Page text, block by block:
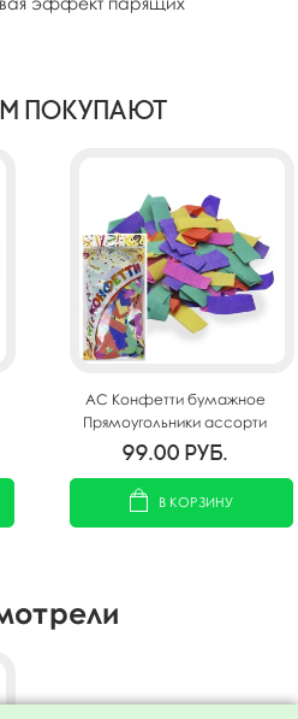
покупают
AC Конфетти бумажное
Прямоугольники ассорти
2*5см 300гр
99.00 руб.
В КОРЗИНУ